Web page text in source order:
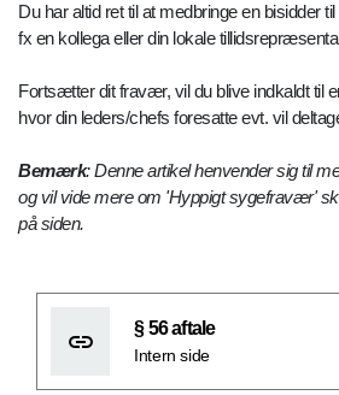
Du har altid ret til at medbringe en bisidder
fx en kollega eller din lokale
Fortsætter dit fravær, vil du blive indkaldt til
hvor din leders/chefs foresatte evt. vil
Bemærk: Denne artikel henvender sig til
og vil vide mere om 'Hyppigt sygefravær'
på siden.
§ 56 aftale
Intern side